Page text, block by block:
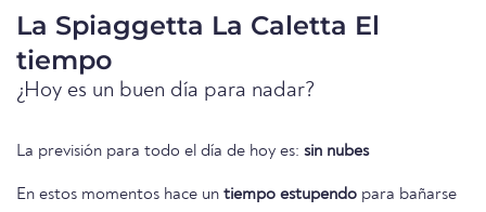
La Spiaggetta La Caletta El
tiempo
¿Hoy es un buen día para nadar?
La previsión para todo el día de hoy es: sin nubes
En estos momentos hace un tiempo estupendo para bañarse